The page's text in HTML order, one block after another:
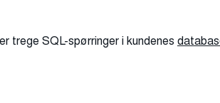
trege SQL-spørringer i kundenes